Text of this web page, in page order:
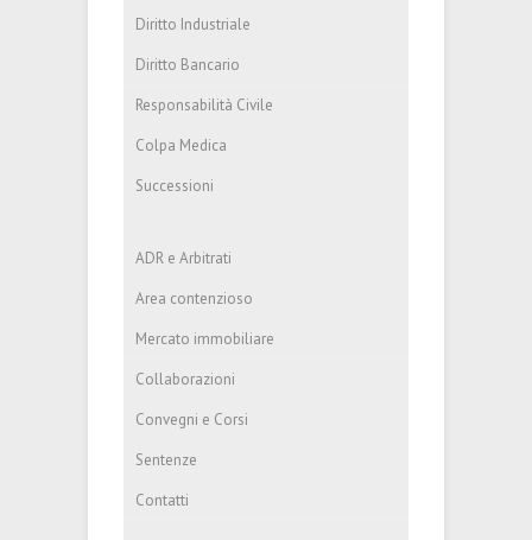
Diritto Industriale
Diritto Bancario
Responsabilità Civile
Colpa Medica
Successioni
ADR e Arbitrati
Area contenzioso
Mercato immobiliare
Collaborazioni
Convegni e Corsi
Sentenze
Contatti